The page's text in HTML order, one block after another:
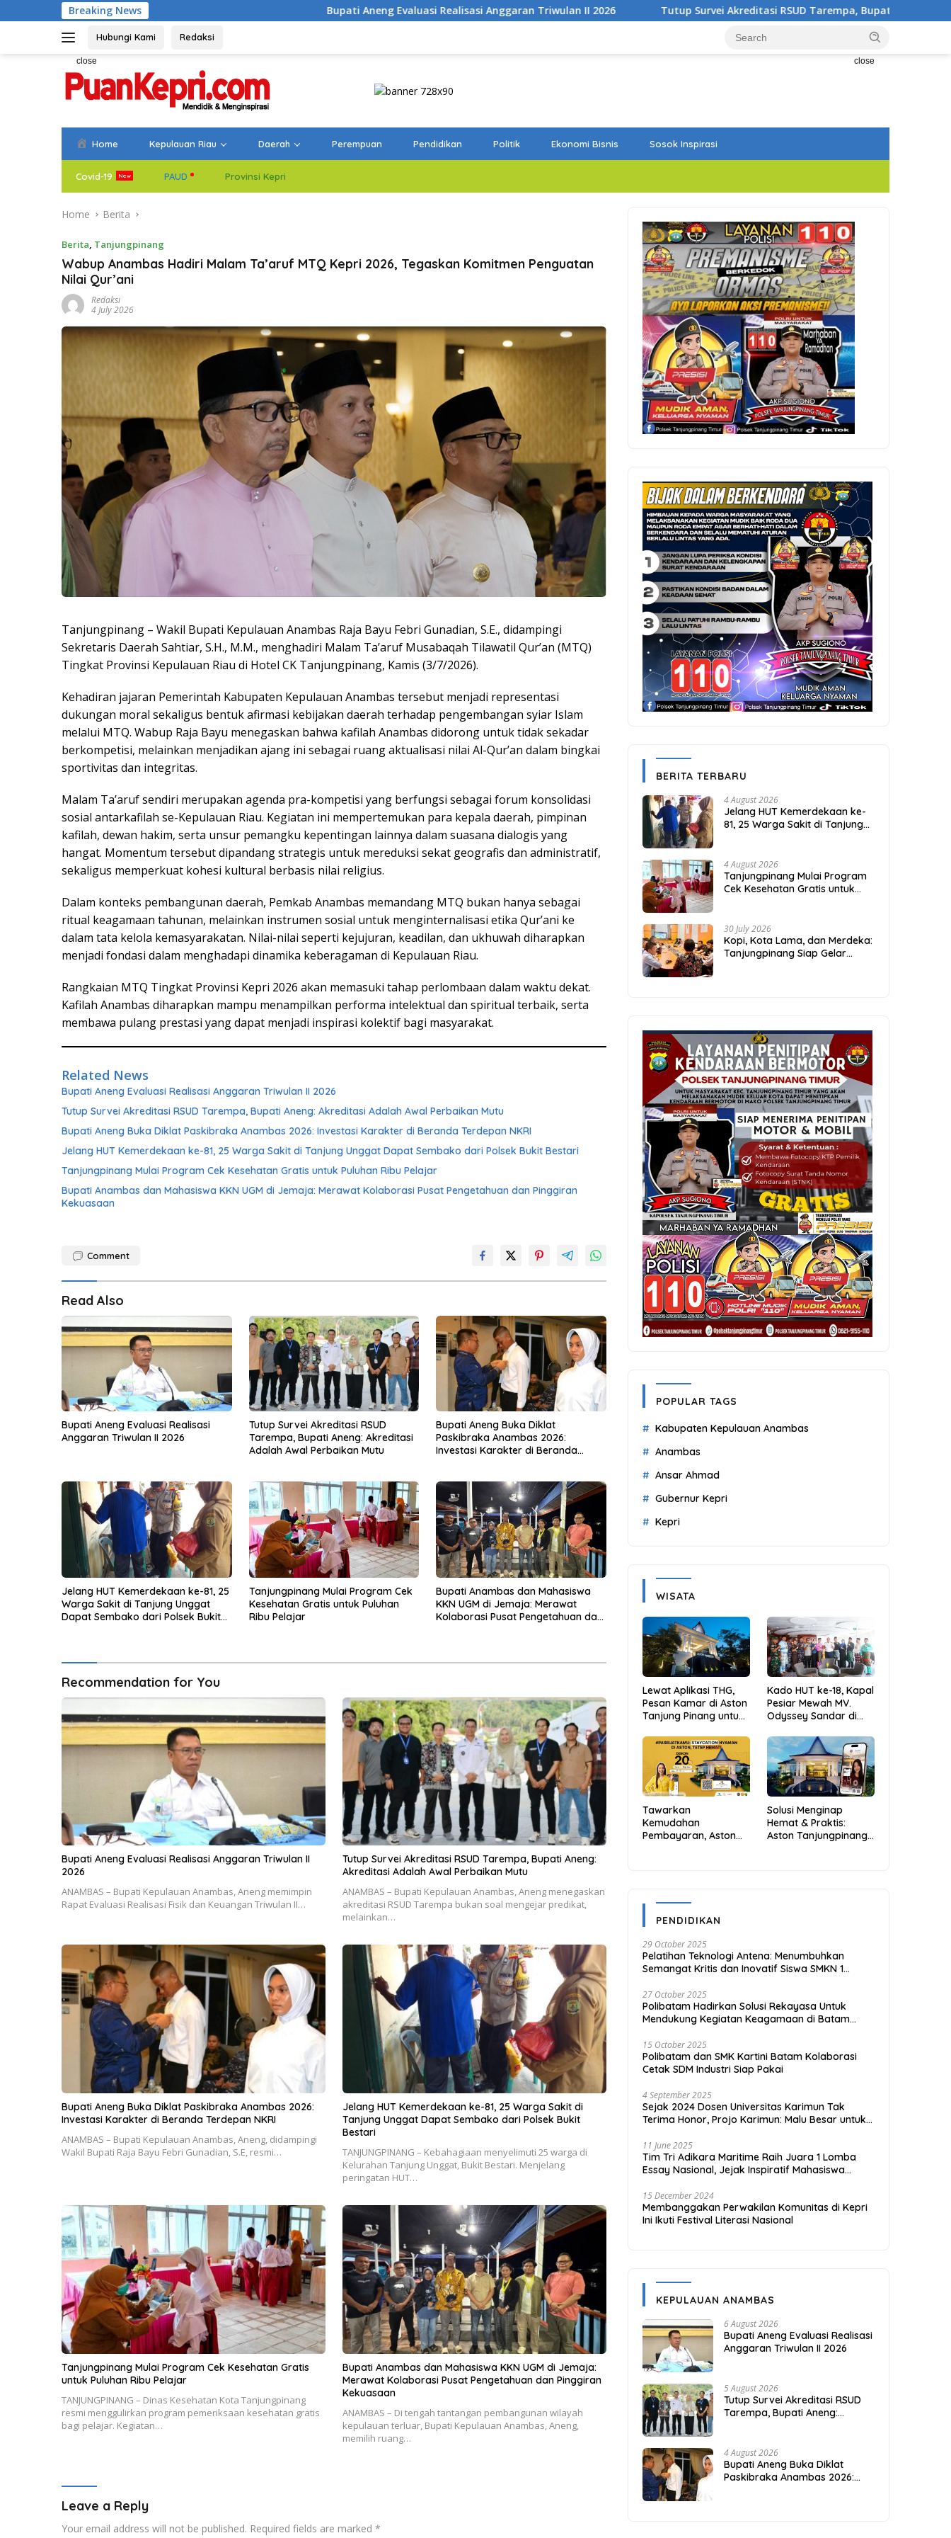
to
Breaking News Bupati Aneng Evaluasi Realisasi Anggaran Triwulan II 2026 Tutup Survei Akreditasi RSUD Tarempa, Bupati Aneng: Akreditasi Adalah Awal
Hubungi Kami Redaksi
close close
Home Kepulauan Riau Daerah Perempuan Pendidikan Politik Ekonomi Bisnis Sosok Inspirasi
Covid-19 PAUD Provinsi Kepri
Home Berita
Berita, Tanjungpinang
Wabup Anambas Hadiri Malam Ta’aruf MTQ Kepri 2026, Tegaskan Komitmen Penguatan
Nilai Qur’ani
Redaksi
4 July 2026
Tanjungpinang – Wakil Bupati Kepulauan Anambas Raja Bayu Febri Gunadian, S.E., didampingi
Sekretaris Daerah Sahtiar, S.H., M.M., menghadiri Malam Ta’aruf Musabaqah Tilawatil Qur’an (MTQ)
Tingkat Provinsi Kepulauan Riau di Hotel CK Tanjungpinang, Kamis (3/7/2026).
Kehadiran jajaran Pemerintah Kabupaten Kepulauan Anambas tersebut menjadi representasi
dukungan moral sekaligus bentuk afirmasi kebijakan daerah terhadap pengembangan syiar Islam
melalui MTQ. Wabup Raja Bayu menegaskan bahwa kafilah Anambas didorong untuk tidak sekadar
berkompetisi, melainkan menjadikan ajang ini sebagai ruang aktualisasi nilai Al-Qur’an dalam bingkai
sportivitas dan integritas.
Malam Ta’aruf sendiri merupakan agenda pra-kompetisi yang berfungsi sebagai forum konsolidasi
sosial antarkafilah se-Kepulauan Riau. Kegiatan ini mempertemukan para kepala daerah, pimpinan
kafilah, dewan hakim, serta unsur pemangku kepentingan lainnya dalam suasana dialogis yang
hangat. Momentum tersebut dipandang strategis untuk mereduksi sekat geografis dan administratif,
sekaligus memperkuat kohesi kultural berbasis nilai religius.
Dalam konteks pembangunan daerah, Pemkab Anambas memandang MTQ bukan hanya sebagai
ritual keagamaan tahunan, melainkan instrumen sosial untuk menginternalisasi etika Qur’ani ke
dalam tata kelola kemasyarakatan. Nilai-nilai seperti kejujuran, keadilan, dan ukhuwah diharapkan
menjadi fondasi dalam menghadapi dinamika keberagaman di Kepulauan Riau.
Rangkaian MTQ Tingkat Provinsi Kepri 2026 akan memasuki tahap perlombaan dalam waktu dekat.
Kafilah Anambas diharapkan mampu menampilkan performa intelektual dan spiritual terbaik, serta
membawa pulang prestasi yang dapat menjadi inspirasi kolektif bagi masyarakat.
Related News
Bupati Aneng Evaluasi Realisasi Anggaran Triwulan II 2026
Tutup Survei Akreditasi RSUD Tarempa, Bupati Aneng: Akreditasi Adalah Awal Perbaikan Mutu
Bupati Aneng Buka Diklat Paskibraka Anambas 2026: Investasi Karakter di Beranda Terdepan NKRI
Jelang HUT Kemerdekaan ke-81, 25 Warga Sakit di Tanjung Unggat Dapat Sembako dari Polsek Bukit Bestari
Tanjungpinang Mulai Program Cek Kesehatan Gratis untuk Puluhan Ribu Pelajar
Bupati Anambas dan Mahasiswa KKN UGM di Jemaja: Merawat Kolaborasi Pusat Pengetahuan dan Pinggiran
Kekuasaan
Comment
Read Also
Bupati Aneng Evaluasi Realisasi
Anggaran Triwulan II 2026
Tutup Survei Akreditasi RSUD
Tarempa, Bupati Aneng: Akreditasi
Adalah Awal Perbaikan Mutu
Bupati Aneng Buka Diklat
Paskibraka Anambas 2026:
Investasi Karakter di Beranda
Jelang HUT Kemerdekaan ke-81, 25
Warga Sakit di Tanjung Unggat
Dapat Sembako dari Polsek Bukit
Tanjungpinang Mulai Program Cek
Kesehatan Gratis untuk Puluhan
Ribu Pelajar
Bupati Anambas dan Mahasiswa
KKN UGM di Jemaja: Merawat
Kolaborasi Pusat Pengetahuan dan
Recommendation for You
Bupati Aneng Evaluasi Realisasi Anggaran Triwulan II
2026
ANAMBAS – Bupati Kepulauan Anambas, Aneng memimpin
Rapat Evaluasi Realisasi Fisik dan Keuangan Triwulan II…
Tutup Survei Akreditasi RSUD Tarempa, Bupati Aneng:
Akreditasi Adalah Awal Perbaikan Mutu
ANAMBAS – Bupati Kepulauan Anambas, Aneng menegaskan
akreditasi RSUD Tarempa bukan soal mengejar predikat,
melainkan…
Bupati Aneng Buka Diklat Paskibraka Anambas 2026:
Investasi Karakter di Beranda Terdepan NKRI
ANAMBAS – Bupati Kepulauan Anambas, Aneng, didampingi
Wakil Bupati Raja Bayu Febri Gunadian, S.E, resmi…
Jelang HUT Kemerdekaan ke-81, 25 Warga Sakit di
Tanjung Unggat Dapat Sembako dari Polsek Bukit
Bestari
TANJUNGPINANG – Kebahagiaan menyelimuti 25 warga di
Kelurahan Tanjung Unggat, Bukit Bestari. Menjelang
peringatan HUT…
Tanjungpinang Mulai Program Cek Kesehatan Gratis
untuk Puluhan Ribu Pelajar
TANJUNGPINANG – Dinas Kesehatan Kota Tanjungpinang
resmi menggulirkan program pemeriksaan kesehatan gratis
bagi pelajar. Kegiatan…
Bupati Anambas dan Mahasiswa KKN UGM di Jemaja:
Merawat Kolaborasi Pusat Pengetahuan dan Pinggiran
Kekuasaan
ANAMBAS – Di tengah tantangan pembangunan wilayah
kepulauan terluar, Bupati Kepulauan Anambas, Aneng,
memilih ruang…
Leave a Reply
Your email address will not be published. Required fields are marked *
BERITA TERBARU
4 August 2026
Jelang HUT Kemerdekaan ke-
81, 25 Warga Sakit di Tanjung
4 August 2026
Tanjungpinang Mulai Program
Cek Kesehatan Gratis untuk
30 July 2026
Kopi, Kota Lama, dan Merdeka:
Tanjungpinang Siap Gelar
POPULAR TAGS
Kabupaten Kepulauan Anambas
Anambas
Ansar Ahmad
Gubernur Kepri
Kepri
WISATA
Lewat Aplikasi THG,
Pesan Kamar di Aston
Tanjung Pinang untuk
Lebih Praktis dan
Kado HUT ke-18, Kapal
Pesiar Mewah MV.
Odyssey Sandar di
Aneng: Anambas Siap
Mendunia
Tawarkan
Kemudahan
Pembayaran, Aston
Solusi Menginap
Hemat & Praktis:
Aston Tanjungpinang
PENDIDIKAN
29 October 2025
Pelatihan Teknologi Antena: Menumbuhkan
Semangat Kritis dan Inovatif Siswa SMKN 1
27 October 2025
Polibatam Hadirkan Solusi Rekayasa Untuk
Mendukung Kegiatan Keagamaan di Batam
15 October 2025
Polibatam dan SMK Kartini Batam Kolaborasi
Cetak SDM Industri Siap Pakai
4 September 2025
Sejak 2024 Dosen Universitas Karimun Tak
Terima Honor, Projo Karimun: Malu Besar untuk
11 June 2025
Tim Tri Adikara Maritime Raih Juara 1 Lomba
Essay Nasional, Jejak Inspiratif Mahasiswa
15 December 2024
Membanggakan Perwakilan Komunitas di Kepri
Ini Ikuti Festival Literasi Nasional
KEPULAUAN ANAMBAS
6 August 2026
Bupati Aneng Evaluasi Realisasi
Anggaran Triwulan II 2026
5 August 2026
Tutup Survei Akreditasi RSUD
Tarempa, Bupati Aneng:
4 August 2026
Bupati Aneng Buka Diklat
Paskibraka Anambas 2026: